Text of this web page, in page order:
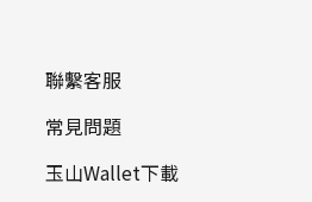
聯繫客服
常見問題
玉山Wallet下載